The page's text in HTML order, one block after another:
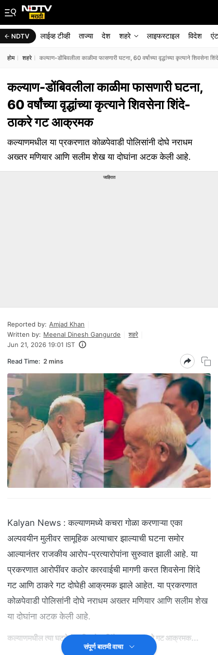
NDTV लाईव्ह टीव्ही ताज्या देश शहरे लाइफस्टाइल विदेश
होम शहरे कल्याण-डोंबिवलीला काळीमा फासणारी घटना, 60 वर्षांच्या वृद्धांच्या कृत्याने
कल्याण-डोंबिवलीला काळीमा फासणारी घटना,
60 वर्षांच्या वृद्धांच्या कृत्याने शिवसेना शिंदे-
ठाकरे गट आक्रमक
कल्याणमधील या प्रकरणात कोळपेवाडी पोलिसांनी दोघे नराधम
अख्तर मणियार आणि सलीम शेख या दोघांना अटक केली आहे.
जाहिरात
Reported by: Amjad Khan
Written by: Meenal Dinesh Gangurde
शहरे
Jun 21, 2026 19:01 IST
Read Time: 2 mins
Kalyan News : कल्याणमध्ये कचरा गोळा करणाऱ्या एका
अल्पवयीन मुलीवर सामूहिक अत्याचार झाल्याची घटना समोर
आल्यानंतर राजकीय आरोप-प्रत्यारोपांना सुरुवात झाली आहे. या
प्रकरणात आरोपींवर कठोर कारवाईची मागणी करत शिवसेना शिंदे
गट आणि ठाकरे गट दोघेही आक्रमक झाले आहेत. या प्रकरणात
कोळपेवाडी पोलिसांनी दोघे नराधम अख्तर मणियार आणि सलीम शेख
या दोघांना अटक केली आहे.
कल्याणमधील त्या घटनेनंतर शिवसेना शिंदे गट अन् ठाकरे गट आक्रमक...
संपूर्ण बातमी वाचा